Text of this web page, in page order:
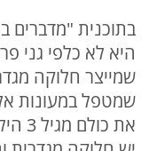
בתוכנית "מדברים
היא לא כלפי גני
שמטפל במעונות
את